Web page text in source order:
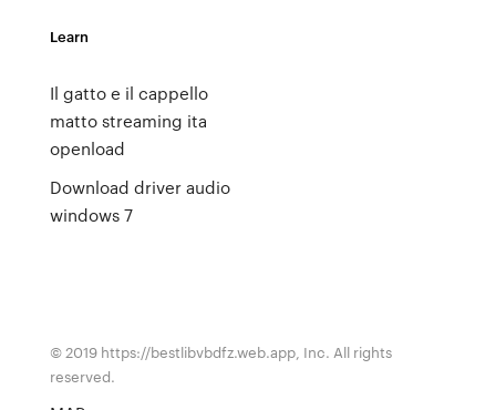
Learn
Il gatto e il cappello
matto streaming ita
openload
Download driver audio
windows 7
© 2019 https://bestlibvbdfz.web.app, Inc. All rights
reserved.